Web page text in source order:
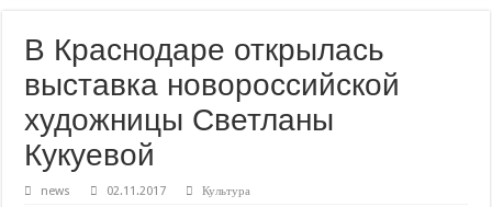
В Краснодаре открылась
выставка новороссийской
художницы Светланы
Кукуевой
news 02.11.2017 Культура